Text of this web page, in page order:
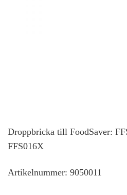
Droppbricka till FoodSaver:
FFS016X
Artikelnummer: 9050011